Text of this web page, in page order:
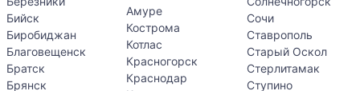
Бийск
Биробиджан
Благовещенск
Братск
Брянск
Амуре
Кострома
Котлас
Красногорск
Краснодар
Сочи
Ставрополь
Старый Оскол
Стерлитамак
Ступино